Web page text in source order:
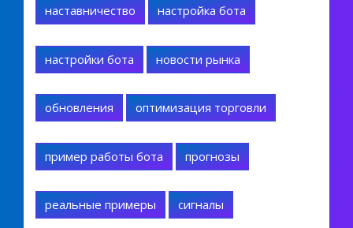
наставничество настройка бота
настройки бота новости рынка
обновления оптимизация торговли
пример работы бота прогнозы
реальные примеры сигналы